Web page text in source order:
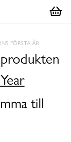
FÖRSTA ÅR
till